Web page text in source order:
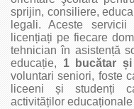
sprijin, consiliere,
legali. Aceste
licențiați pe fiecare
tehnician în asistență
educație, 1 bucătar
voluntari seniori, foste
liceeni și studenți
activităților